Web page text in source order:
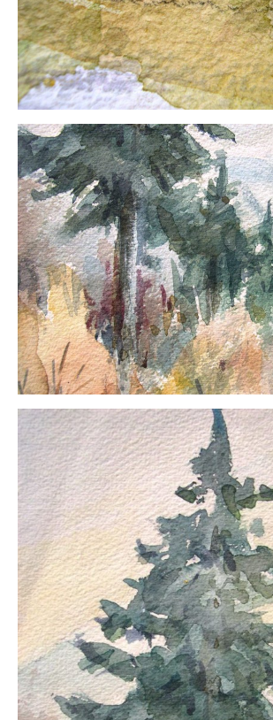
Theodor Zeller (1900-1986)
Visionär
Walter Becker (1893-1984)
Der Maler Richard Sprick (1901-
Suche
Über Uns
Kontakt
Publikationsliste
Über Uns
Impressum
Datenschutz
AGB
Widerruf